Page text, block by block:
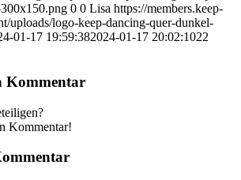
0 0 Lisa https://members.keep-
uploads/logo-keep-dancing-quer-dunkel-
01-17 19:59:382024-01-17 20:02:1022
Kommentar
Kommentar!